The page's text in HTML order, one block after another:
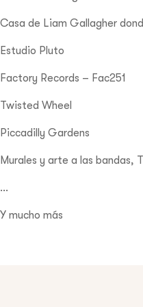
Casa de Liam Gallagher
Estudio Pluto
Factory Records – Fac251
Twisted Wheel
Piccadilly Gardens
Murales y arte a las bandas,
…
Y mucho más